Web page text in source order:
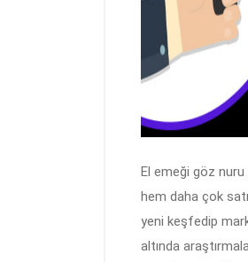
El emeği göz nuru
hem daha çok
yeni keşfedip
altında